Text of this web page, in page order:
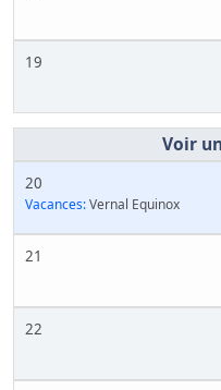
19
20
Vacances:Vernal Equinox
21
22